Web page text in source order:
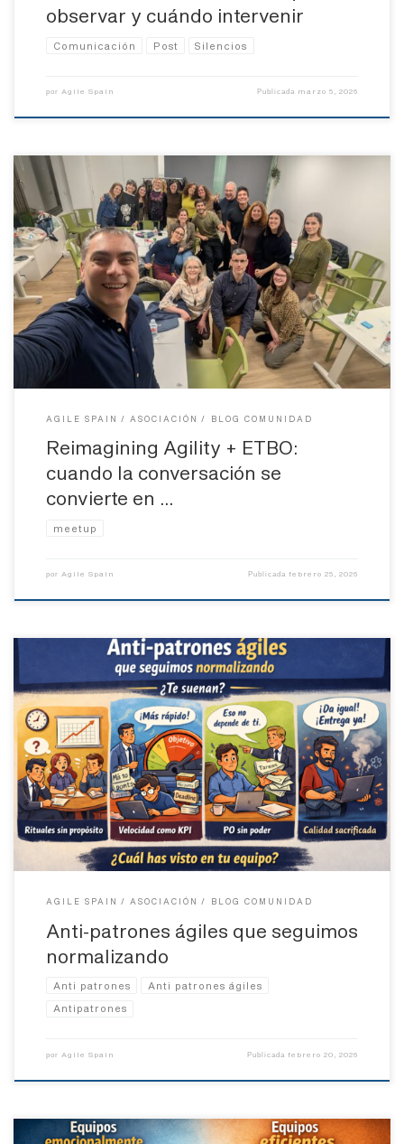
observar y cuándo intervenir
Comunicación Post Silencios
por Agile Spain Publicada marzo 5, 2026
El pasado 19.02, desde Agile Spain celebramos en Madrid el taller
Reimagining Agility + ETBO, en colaboración con Agile Alliance y
ETBO. Una tarde de trabajo intenso, reflexión incómoda, diálogo
honesto y construcción colectiva. La propuesta era clara: no venir
a confirmar lo que ya sabemos sobre agilidad, sino atrevernos […]
AGILE SPAIN ASOCIACIÓN BLOG COMUNIDAD
Reimagining Agility + ETBO:
cuando la conversación se
convierte en …
meetup
por Agile Spain Publicada febrero 25, 2026
(y por qué nos están pasando factura) Hablemos claro. La agilidad
ya no es nueva, ni alternativa, ni experimental. Lleva años, muchos,
instalada en organizaciones de todo tipo: startups, scale-ups,
multinacionales, sector público. Y, sin embargo, hay algo
inquietante: seguimos normalizando prácticas que van a menudo
justo en contra de […]
AGILE SPAIN ASOCIACIÓN BLOG COMUNIDAD
Anti-patrones ágiles que seguimos
normalizando
Anti patrones
Anti patrones ágiles
Antipatrones
por Agile Spain Publicada febrero 20, 2026